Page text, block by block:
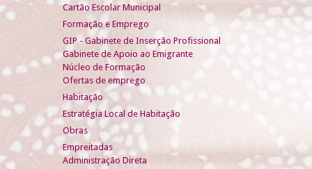
Cartão Escolar Municipal
Formação e Emprego
GIP - Gabinete de Inserção Profissional
Gabinete de Apoio ao Emigrante
Núcleo de Formação
Ofertas de emprego
Habitação
Estratégia Local de Habitação
Obras
Empreitadas
Administração Direta